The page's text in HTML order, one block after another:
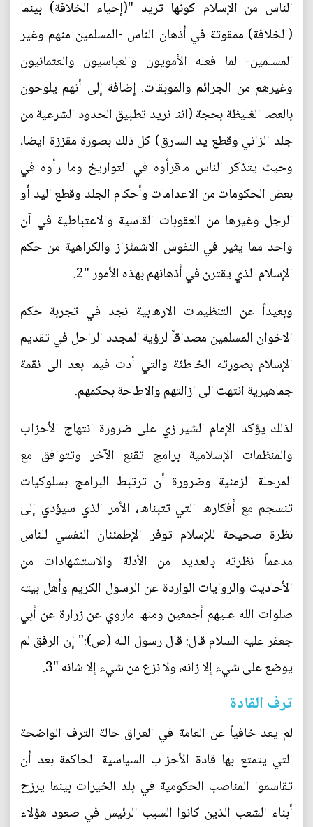
الناس من الإسلام كونها تريد "(إحياء الخلافة) بينما
(الخلافة) ممقوتة في أذهان الناس -المسلمين منهم وغير
المسلمين- لما فعله الأمويون والعباسيون والعثمانيون
وغيرهم من الجرائم والموبقات. إضافة إلى أنهم يلوحون
بالعصا الغليظة بحجة (اننا نريد تطبيق الحدود الشرعية من
جلد الزاني وقطع يد السارق) كل ذلك بصورة مقززة ايضا،
وحيث يتذكر الناس ماقرأوه في التواريخ وما رأوه في
بعض الحكومات من الاعدامات وأحكام الجلد وقطع اليد أو
الرجل وغيرها من العقوبات القاسية والاعتباطية في آن
واحد مما يثير في النفوس الاشمئزاز والكراهية من حكم
الإسلام الذي يقترن في أذهانهم بهذه الأمور "2.
وبعيداً عن التنظيمات الارهابية نجد في تجربة حكم
الاخوان المسلمين مصداقاً لرؤية المجدد الراحل في تقديم
الإسلام بصورته الخاطئة والتي أدت فيما بعد الى نقمة
جماهيرية انتهت الى ازالتهم والاطاحة بحكمهم.
لذلك يؤكد الإمام الشيرازي على ضرورة انتهاج الأحزاب
والمنظمات الإسلامية برامج تقنع الآخر وتتوافق مع
المرحلة الزمنية وضرورة أن ترتبط البرامج بسلوكيات
تنسجم مع أفكارها التي تتبناها، الأمر الذي سيؤدي إلى
نظرة صحيحة للإسلام توفر الإطمئنان النفسي للناس
مدعماً نظرته بالعديد من الأدلة والاستشهادات من
الأحاديث والروايات الواردة عن الرسول الكريم وأهل بيته
صلوات الله عليهم أجمعين ومنها ماروي عن زرارة عن أبي
جعفر عليه السلام قال: قال رسول الله (ص):" إن الرفق لم
يوضع على شيء إلا زانه، ولا نزع من شيء إلا شانه "3.
ترف القادة
لم يعد خافياً عن العامة في العراق حالة الترف الواضحة
التي يتمتع بها قادة الأحزاب السياسية الحاكمة بعد أن
تقاسموا المناصب الحكومية في بلد الخيرات بينما يرزح
أبناء الشعب الذين كانوا السبب الرئيس في صعود هؤلاء